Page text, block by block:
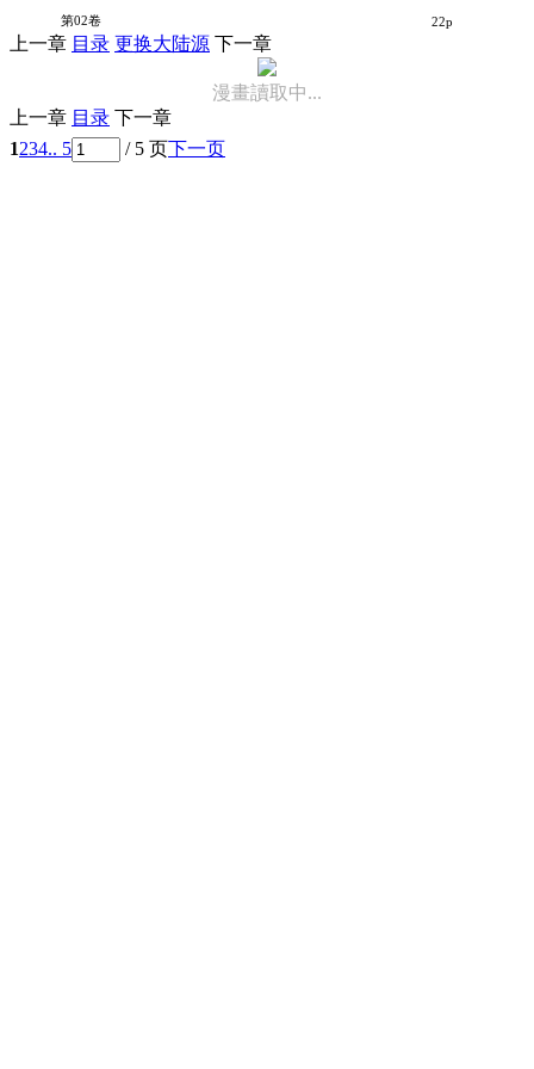
第02卷 22p
上一章 目录 更换大陆源 下一章
漫畫讀取中...
上一章 目录 下一章
1234.. 5 / 5 页下一页